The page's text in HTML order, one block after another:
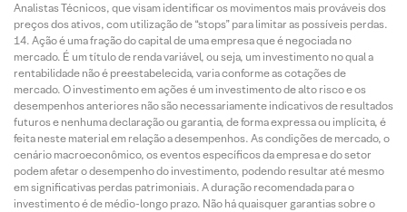
Analistas Técnicos, que visam identificar os movimentos mais prováveis dos
preços dos ativos, com utilização de “stops” para limitar as possíveis perdas.
Ação é uma fração do capital de uma empresa que é negociada no
mercado. É um título de renda variável, ou seja, um investimento no qual a
rentabilidade não é preestabelecida, varia conforme as cotações de
mercado. O investimento em ações é um investimento de alto risco e os
desempenhos anteriores não são necessariamente indicativos de resultados
futuros e nenhuma declaração ou garantia, de forma expressa ou implícita, é
feita neste material em relação a desempenhos. As condições de mercado, o
cenário macroeconômico, os eventos específicos da empresa e do setor
podem afetar o desempenho do investimento, podendo resultar até mesmo
em significativas perdas patrimoniais. A duração recomendada para o
investimento é de médio-longo prazo. Não há quaisquer garantias sobre o